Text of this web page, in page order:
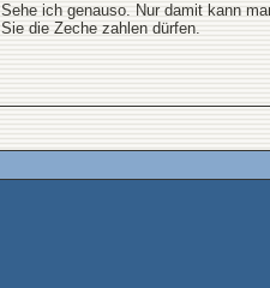
Sehe ich genauso. Nur damit kann
Sie die Zeche zahlen dürfen.